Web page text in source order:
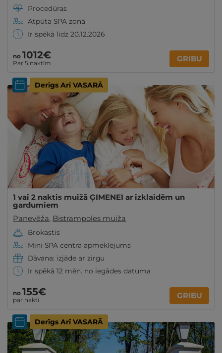
Procedūras
Atpūta SPA zonā
Ir spēkā līdz 20.12.2026
no 1012€
Par 5 naktīm GRIBU
Derīgs Arī VASARĀ
1 vai 2 naktis muižā ĢIMENEI ar izklaidēm un
gardumiem
Panevēža, Bistrampoles muiža
Brokastis
Mini SPA centra apmeklējums
Dāvana: izjāde ar zirgu
Ir spēkā 12 mēn. no iegādes datuma
no 155€
par nakti GRIBU
Derīgs Arī VASARĀ